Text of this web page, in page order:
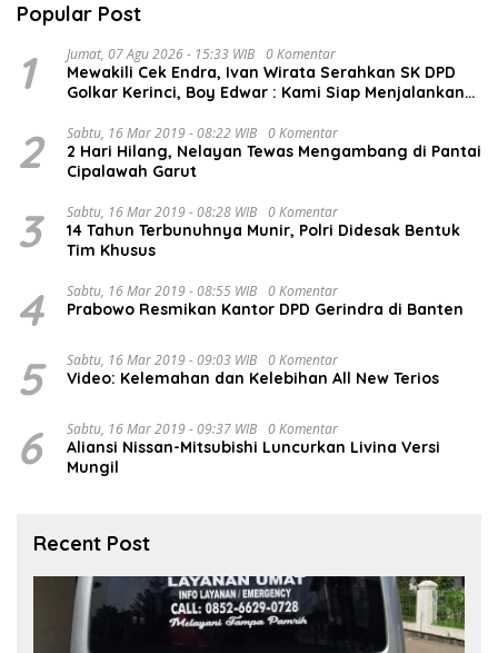
Popular Post
1 Jumat, 07 Agu 2026 - 15:33 WIB 0 Komentar
Mewakili Cek Endra, Ivan Wirata Serahkan SK DPD
Golkar Kerinci, Boy Edwar : Kami Siap Menjalankan
2 Sabtu, 16 Mar 2019 - 08:22 WIB 0 Komentar
2 Hari Hilang, Nelayan Tewas Mengambang di Pantai
Cipalawah Garut
3 Sabtu, 16 Mar 2019 - 08:28 WIB 0 Komentar
14 Tahun Terbunuhnya Munir, Polri Didesak Bentuk
Tim Khusus
4 Sabtu, 16 Mar 2019 - 08:55 WIB 0 Komentar
Prabowo Resmikan Kantor DPD Gerindra di Banten
5 Sabtu, 16 Mar 2019 - 09:03 WIB 0 Komentar
Video: Kelemahan dan Kelebihan All New Terios
6 Sabtu, 16 Mar 2019 - 09:37 WIB 0 Komentar
Aliansi Nissan-Mitsubishi Luncurkan Livina Versi
Mungil
Recent Post